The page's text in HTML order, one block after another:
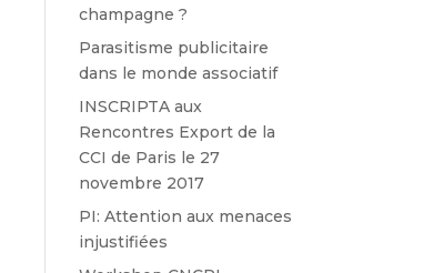
champagne ?
Parasitisme publicitaire
dans le monde associatif
INSCRIPTA aux
Rencontres Export de la
CCI de Paris le 27
novembre 2017
PI: Attention aux menaces
injustifiées